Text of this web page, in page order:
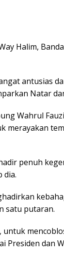
Halim,
antusias
Natar
Wahrul
merayakan
penuh
dia.
satu putaran.
Presiden dan